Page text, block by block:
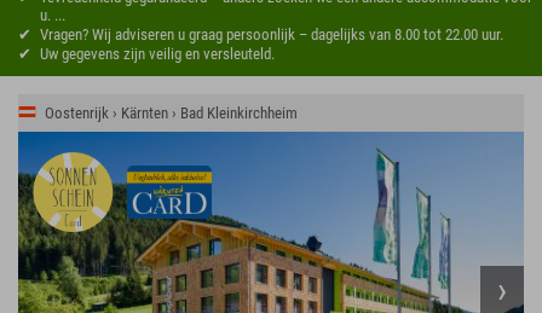
u. ...
Vragen? Wij adviseren u graag persoonlijk – dagelijks van 8.00 tot 22.00 uur.
Uw gegevens zijn veilig en versleuteld.
Oostenrijk › Kärnten › Bad Kleinkirchheim